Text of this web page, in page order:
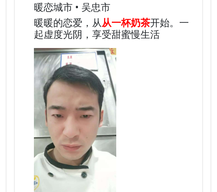
暖恋城市 • 吴忠市
暖暖的恋爱，从从一杯奶茶开始。一
起虚度光阴，享受甜蜜慢生活